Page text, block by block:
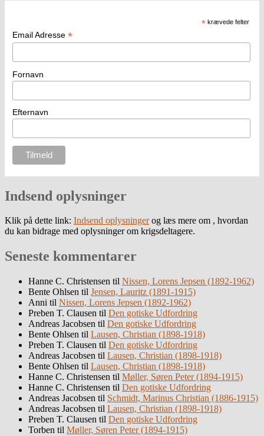
* krævede felter
Email Adresse *
Fornavn
Efternavn
Indsend oplysninger
Klik på dette link: Indsend oplysningerog læs mere om , hvordan
du kan bidrage med oplysninger om krigsdeltagere.
Seneste kommentarer
Hanne C. Christensen til Nissen, Lorens Jepsen (1892-1962)
Bente Ohlsen til Jensen, Lauritz (1891-1915)
Anni til Nissen, Lorens Jepsen (1892-1962)
Preben T. Clausen til Den gotiske Udfordring
Andreas Jacobsen til Den gotiske Udfordring
Bente Ohlsen til Lausen, Christian (1898-1918)
Preben T. Clausen til Den gotiske Udfordring
Andreas Jacobsen til Lausen, Christian (1898-1918)
Bente Ohlsen til Lausen, Christian (1898-1918)
Hanne C. Christensen til Møller, Søren Peter (1894-1915)
Hanne C. Christensen til Den gotiske Udfordring
Andreas Jacobsen til Schmidt, Marinus Christian (1886-1915)
Andreas Jacobsen til Lausen, Christian (1898-1918)
Preben T. Clausen til Den gotiske Udfordring
Torben til Møller, Søren Peter (1894-1915)